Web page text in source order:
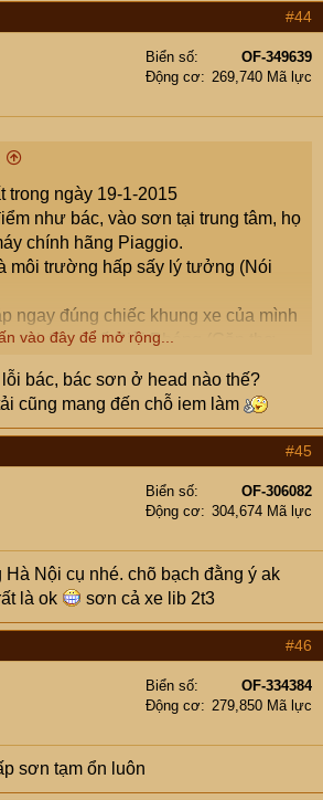
#44
Biển số
OF-349639
Động cơ
269,740 Mã lực
trong ngày 19-1-2015
như bác, vào sơn tại trung tâm, họ
chính hãng Piaggio.
môi trường hấp sấy lý tưởng (Nói
ngay đúng chiếc khung xe của mình
đầu phố Giải Phóng (Gặp thợ
nữa.
vào đây để mở rộng...
bác, bác sơn ở head nào thế?
cũng mang đến chỗ iem làm
#45
Biển số
OF-306082
Động cơ
304,674 Mã lực
Nội cụ nhé. chõ bạch đằng ý ak
là ok
sơn cả xe lib 2t3
#46
Biển số
OF-334384
Động cơ
279,850 Mã lực
sơn tạm ổn luôn